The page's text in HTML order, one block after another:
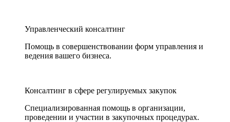
Управленческий консалтинг
Помощь в совершенствовании форм управления и
ведения вашего бизнеса.
Консалтинг в сфере регулируемых закупок
Специализированная помощь в организации,
проведении и участии в закупочных процедурах.